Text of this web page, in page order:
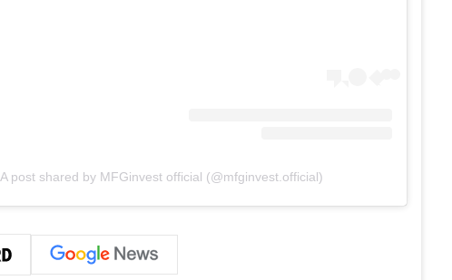
A post shared by MFGinvest official (@mfginvest.official)